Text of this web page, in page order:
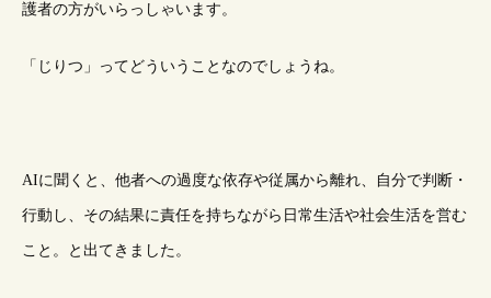
護者の方がいらっしゃいます。
「じりつ」ってどういうことなのでしょうね。
AIに聞くと、他者への過度な依存や従属から離れ、自分で判断・
行動し、その結果に責任を持ちながら日常生活や社会生活を営む
こと。と出てきました。